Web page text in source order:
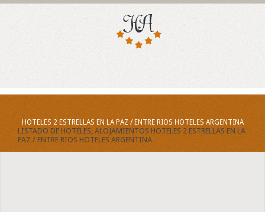
HOTELES 2 ESTRELLAS EN LA PAZ / ENTRE RIOS HOTELES ARGENTINA
LISTADO DE HOTELES, ALOJAMIENTOS HOTELES 2 ESTRELLAS EN LA
PAZ / ENTRE RIOS HOTELES ARGENTINA